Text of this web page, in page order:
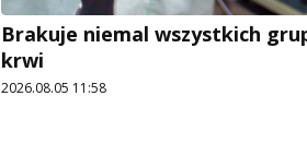
Brakuje niemal wszystkich
krwi
2026.08.05 11:58